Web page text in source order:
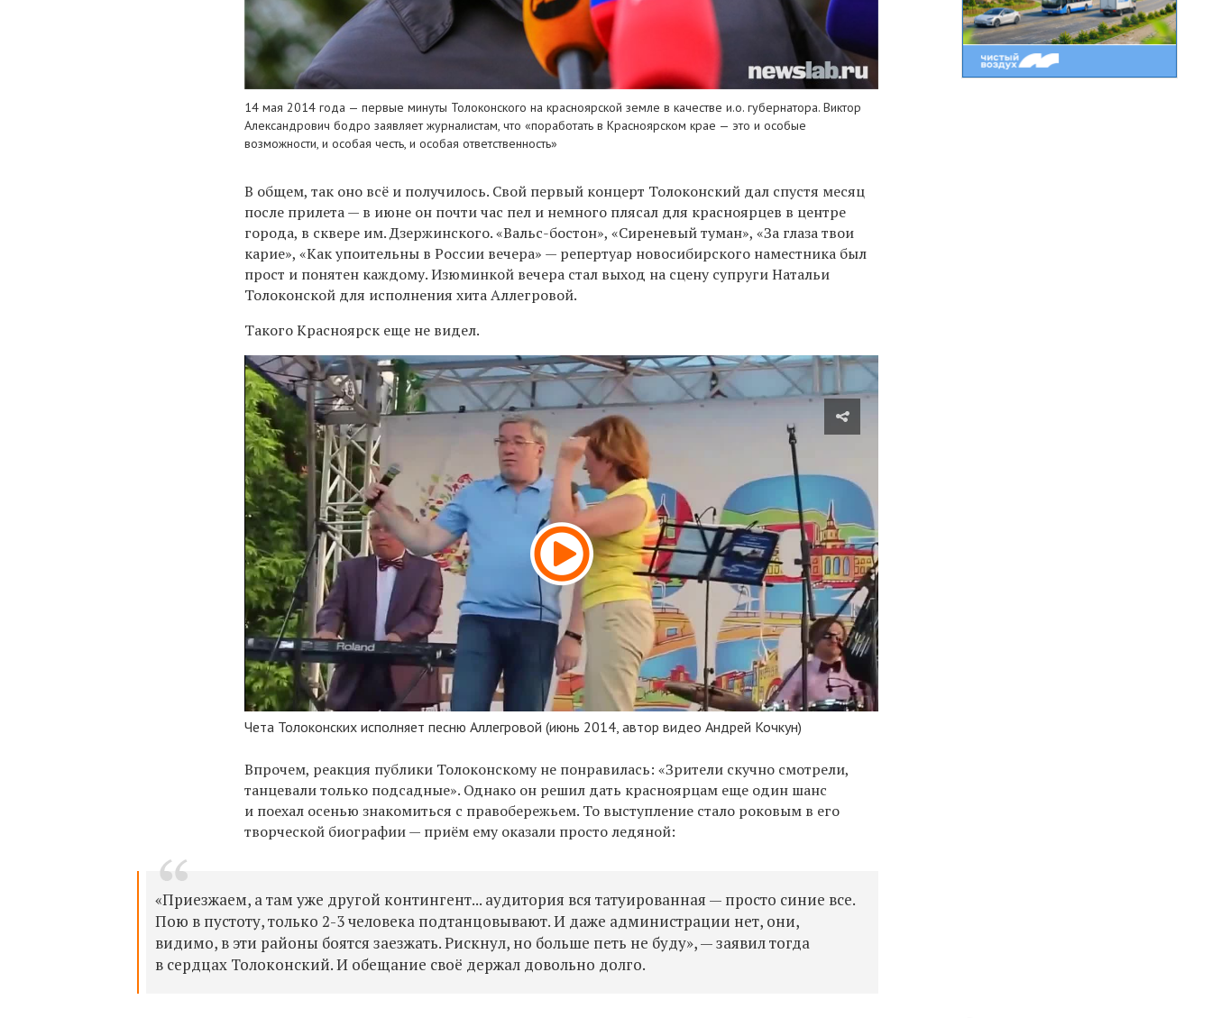
14 мая 2014 года — первые минуты Толоконского на красноярской земле в качестве и.о. губернатора. Виктор
Александрович бодро заявляет журналистам, что «поработать в Красноярском крае — это и особые
возможности, и особая честь, и особая ответственность»
В общем, так оно всё и получилось. Свой первый концерт Толоконский дал спустя месяц
после прилета — в июне он почти час пел и немного плясал для красноярцев в центре
города, в сквере им. Дзержинского. «Вальс-бостон», «Сиреневый туман»,«За глаза твои
карие», «Как упоительны в России вечера» — репертуар новосибирского наместника был
прост и понятен каждому. Изюминкой вечера стал выход на сцену супруги Натальи
Толоконской для исполнения хита Аллегровой.
Такого Красноярск еще не видел.
Чета Толоконских исполняет песню Аллегровой (июнь 2014, автор видео Андрей Кочкун)
Впрочем, реакция публики Толоконскому не понравилась: «Зрители скучно смотрели,
танцевали только подсадные». Однако он решил дать красноярцам еще один шанс
и поехал осенью знакомиться с правобережьем. То выступление стало роковым в его
творческой биографии — приём ему оказали просто ледяной:
«Приезжаем, а там уже другой контингент... аудитория вся татуированная — просто синие все.
Пою в пустоту, только 2-3 человека подтанцовывают. И даже администрации нет, они,
видимо, в эти районы боятся заезжать. Рискнул, но больше петь не буду», — заявил тогда
в сердцах Толоконский. И обещание своё держал довольно долго.